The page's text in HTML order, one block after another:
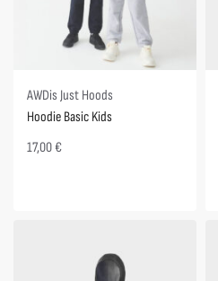
AWDis Just Hoods
Hoodie Basic Kids
17,00 €